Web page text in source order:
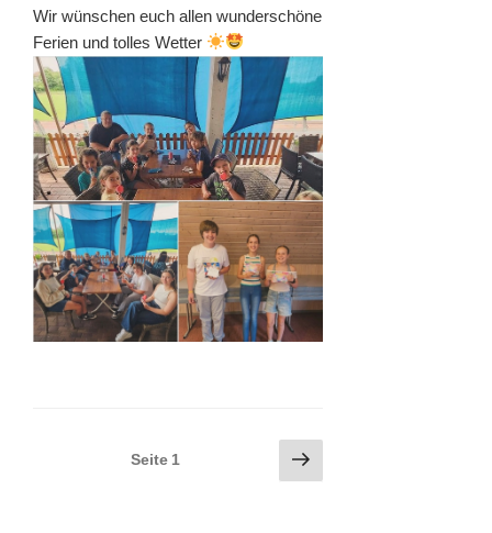
Wir wünschen euch allen wunderschöne
Ferien und tolles Wetter
Seitennummerierung
Seite 1
Nächste
Seite